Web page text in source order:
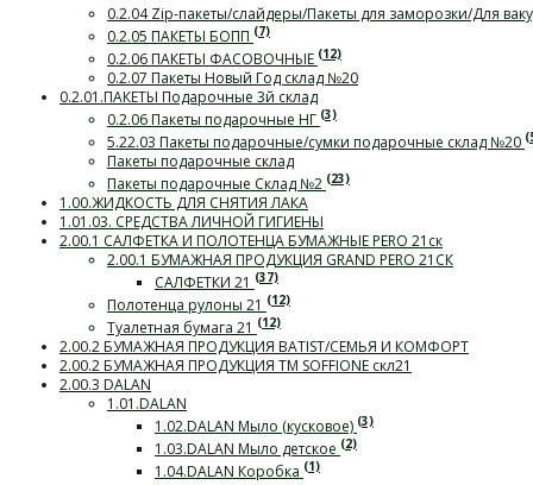
0.2.04 Zip-пакеты/слайдеры/Пакеты для заморозки/Для
0.2.05 ПАКЕТЫ БОПП (7)
0.2.06 ПАКЕТЫ ФАСОВОЧНЫЕ (12)
0.2.07 Пакеты Новый Год склад №20
0.2.01.ПАКЕТЫ Подарочные 3й склад
0.2.06 Пакеты подарочные НГ (3)
5.22.03 Пакеты подарочные/сумки подарочные склад №20
Пакеты подарочные склад
Пакеты подарочные Склад №2 (23)
1.00.ЖИДКОСТЬ ДЛЯ СНЯТИЯ ЛАКА
1.01.03. СРЕДСТВА ЛИЧНОЙ ГИГИЕНЫ
2.00.1 САЛФЕТКА И ПОЛОТЕНЦА БУМАЖНЫЕ PERO 21ск
2.00.1 БУМАЖНАЯ ПРОДУКЦИЯ GRAND PERO 21СК
САЛФЕТКИ 21 (37)
Полотенца рулоны 21 (12)
Туалетная бумага 21 (12)
2.00.2 БУМАЖНАЯ ПРОДУКЦИЯ BATIST/СЕМЬЯ И КОМФОРТ
2.00.2 БУМАЖНАЯ ПРОДУКЦИЯ ТМ SOFFIONE скл21
2.00.3 DALAN
1.01.DALAN
1.02.DALAN Мыло (кусковое) (3)
1.03.DALAN Мыло детское (2)
1.04.DALAN Коробка (1)